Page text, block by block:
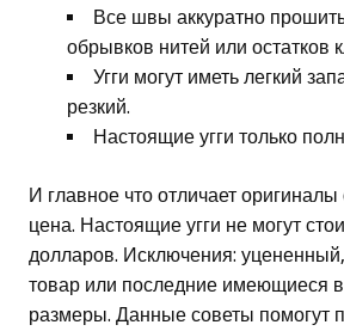
Все швы аккуратно
обрывков нитей или остатков
Угги могут иметь легкий
резкий.
Настоящие угги только
И главное что отличает оригиналы
цена. Настоящие угги не могут
долларов. Исключения:
товар или последние имеющиеся
размеры. Данные советы помогут